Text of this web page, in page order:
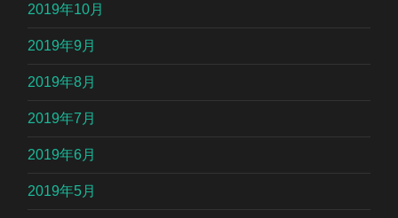
2019年10月
2019年9月
2019年8月
2019年7月
2019年6月
2019年5月